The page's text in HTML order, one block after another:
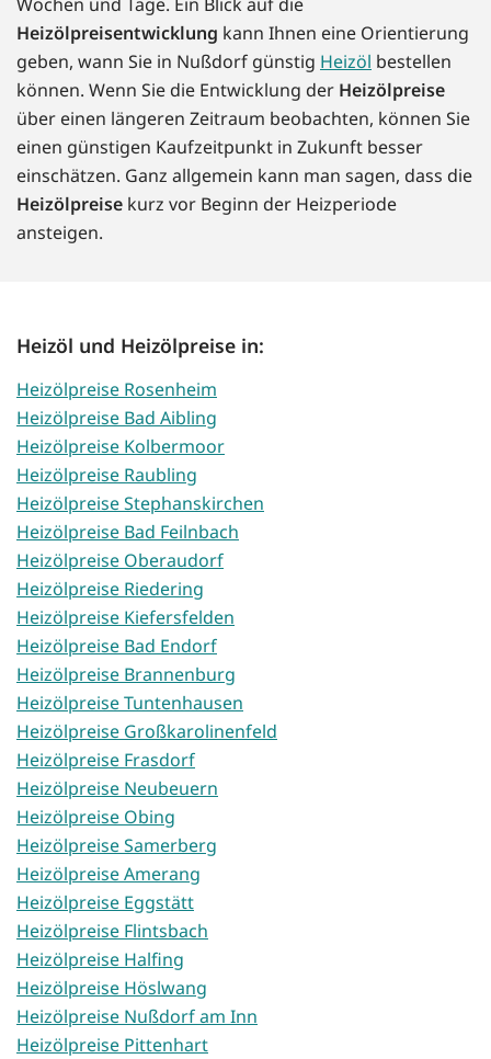
Heizölpreisentwicklung kann Ihnen eine Orientierung
geben, wann Sie in Nußdorf günstig Heizöl bestellen
können. Wenn Sie die Entwicklung der Heizölpreise
über einen längeren Zeitraum beobachten, können Sie
einen günstigen Kaufzeitpunkt in Zukunft besser
einschätzen. Ganz allgemein kann man sagen, dass die
Heizölpreise kurz vor Beginn der Heizperiode
ansteigen.
Heizöl und Heizölpreise in:
Heizölpreise Rosenheim
Heizölpreise Bad Aibling
Heizölpreise Kolbermoor
Heizölpreise Raubling
Heizölpreise Stephanskirchen
Heizölpreise Bad Feilnbach
Heizölpreise Oberaudorf
Heizölpreise Riedering
Heizölpreise Kiefersfelden
Heizölpreise Bad Endorf
Heizölpreise Brannenburg
Heizölpreise Tuntenhausen
Heizölpreise Großkarolinenfeld
Heizölpreise Frasdorf
Heizölpreise Neubeuern
Heizölpreise Obing
Heizölpreise Samerberg
Heizölpreise Amerang
Heizölpreise Eggstätt
Heizölpreise Flintsbach
Heizölpreise Halfing
Heizölpreise Höslwang
Heizölpreise Nußdorf am Inn
Heizölpreise Pittenhart